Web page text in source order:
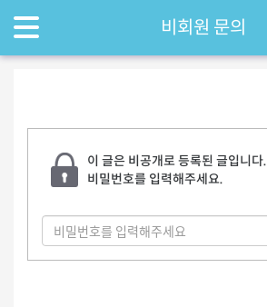
비회원 문의
이 글은 비공개로 등록된 글입니다.
비밀번호를 입력해주세요.